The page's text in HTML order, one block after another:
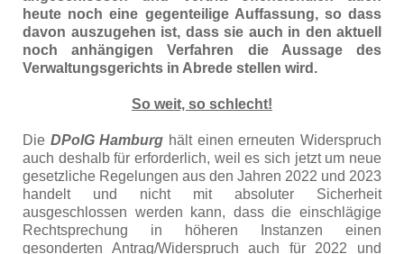
heute noch eine gegenteilige Auffassung, so dass
davon auszugehen ist, dass sie auch in den aktuell
noch anhängigen Verfahren die Aussage des
Verwaltungsgerichts in Abrede stellen wird.
So weit, so schlecht!
Die DPolG Hamburg hält einen erneuten Widerspruch
auch deshalb für erforderlich, weil es sich jetzt um neue
gesetzliche Regelungen aus den Jahren 2022 und 2023
handelt und nicht mit absoluter Sicherheit
ausgeschlossen werden kann, dass die einschlägige
Rechtsprechung in höheren Instanzen einen
gesonderten Antrag/Widerspruch auch für 2022 und